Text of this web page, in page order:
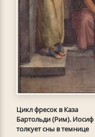
Цикл фресок в Каза
Бартольди (Рим). Иосиф
толкует сны в темнице